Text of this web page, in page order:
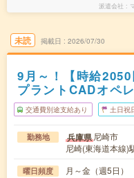
派遣会社
未読 掲載日 2026/07/30
9月～！【時給2050
プラントCADオペ
交通費別途支給あり 土日祝
勤務地 兵庫県 尼崎市
尼崎(東海道本線)
曜日頻度 月～金（週5日